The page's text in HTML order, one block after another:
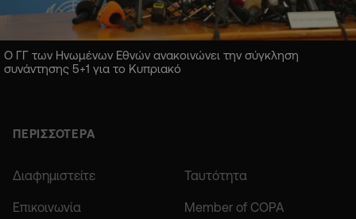
Ο ΓΓ των Ηνωμένων Εθνών ανακοινώνει την σύγκληση
συνάντησης 5+1 για το Κυπριακό
ΠΕΡΙΣΣΟΤΕΡΑ
Διαφημιστείτε Ταυτότητα
Επικοινωνία Member of COPA